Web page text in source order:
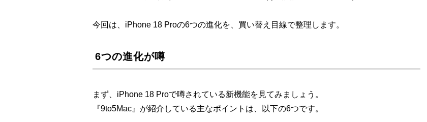
今回は、iPhone 18 Proの6つの進化を、買い替え目線で整理します。
6つの進化が噂
まず、iPhone 18 Proで噂されている新機能を見てみましょう。
『9to5Mac』が紹介している主なポイントは、以下の6つです。